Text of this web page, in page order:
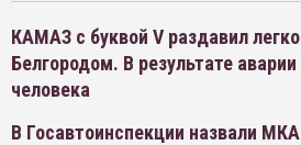
КАМАЗ с буквой V раздавил
Белгородом. В результате
человека
В Госавтоинспекции назвали